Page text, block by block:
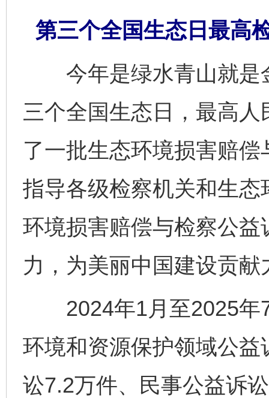
第三个全国生态日最高
今年是绿水青山就是
三个全国生态日，最高
了一批生态环境损害赔
指导各级检察机关和生
环境损害赔偿与检察公
力，为美丽中国建设贡献
2024年1月至2025年7
环境和资源保护领域公
讼7.2万件、民事公益诉